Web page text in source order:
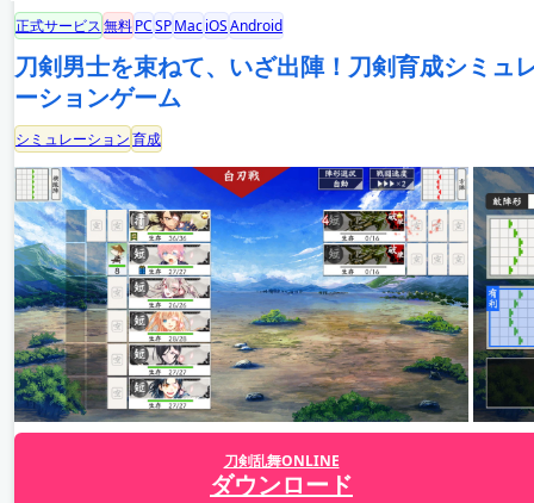
正式サービス無料PCSPMaciOSAndroid
刀剣男士を束ねて、いざ出陣！刀剣育成シミュ
ーションゲーム
シミュレーション育成
刀剣乱舞ONLINE
ダウンロード